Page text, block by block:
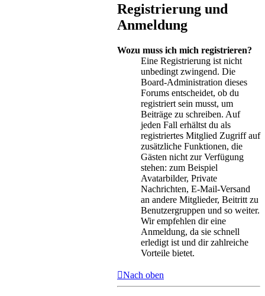
Registrierung und
Anmeldung
Wozu muss ich mich registrieren?
Eine Registrierung ist nicht
unbedingt zwingend. Die
Board-Administration dieses
Forums entscheidet, ob du
registriert sein musst, um
Beiträge zu schreiben. Auf
jeden Fall erhältst du als
registriertes Mitglied Zugriff auf
zusätzliche Funktionen, die
Gästen nicht zur Verfügung
stehen: zum Beispiel
Avatarbilder, Private
Nachrichten, E-Mail-Versand
an andere Mitglieder, Beitritt zu
Benutzergruppen und so weiter.
Wir empfehlen dir eine
Anmeldung, da sie schnell
erledigt ist und dir zahlreiche
Vorteile bietet.
Nach oben